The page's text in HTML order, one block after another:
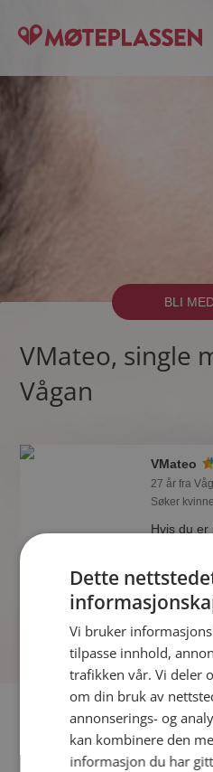
BLI
VMateo, single
Vågan
VMateo
27 år fra
Søker
Hvis du er
sammen
Fler single
Flere singlemenn fra Vågan:
Dette
Vi bruker
tilpasse innhold,
trafikken vår. Vi deler
om din bruk av
annonserings- og
kan kombinere den
informasjon du har